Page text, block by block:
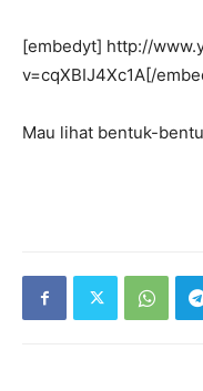
[embedyt] http://
v=cqXBIJ4Xc1A[/
Mau lihat bentuk-